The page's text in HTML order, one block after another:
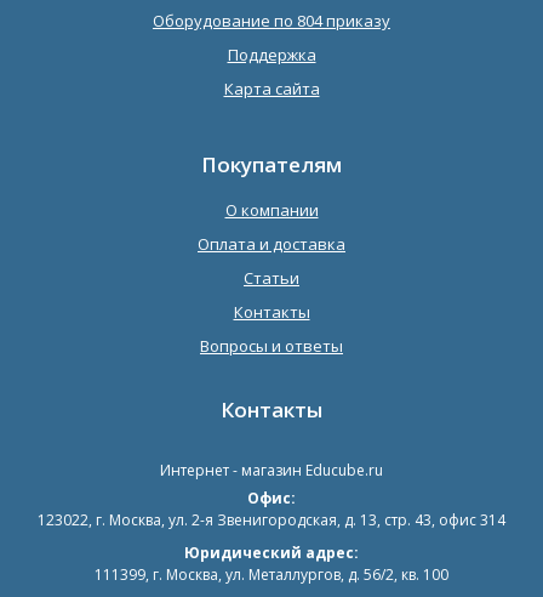
Оборудование по 804 приказу
Поддержка
Карта сайта
Покупателям
О компании
Оплата и доставка
Статьи
Контакты
Вопросы и ответы
Контакты
Интернет - магазин Educube.ru
Офис:
123022, г. Москва, ул. 2-я Звенигородская, д. 13, стр. 43, офис 314
Юридический адрес:
111399, г. Москва, ул. Металлургов, д. 56/2, кв. 100